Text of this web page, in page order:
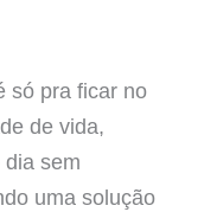
só pra ficar no
de vida,
sem
uma solução